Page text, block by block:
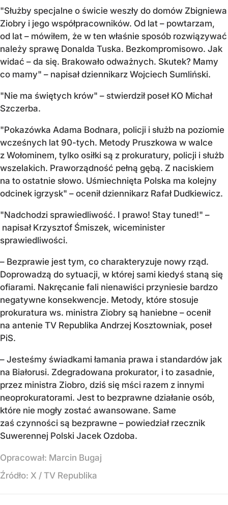
"Służby specjalne o świcie weszły do domów Zbigniewa
Ziobry i jego współpracowników. Od lat – powtarzam,
od lat – mówiłem, że w ten właśnie sposób rozwiązywać
należy sprawę Donalda Tuska. Bezkompromisowo. Jak
widać – da się. Brakowało odważnych. Skutek? Mamy
co mamy" – napisał dziennikarz Wojciech Sumliński.
"Nie ma świętych krów" – stwierdził poseł KO Michał
Szczerba.
"Pokazówka Adama Bodnara, policji i służb na poziomie
wcześnych lat 90-tych. Metody Pruszkowa w walce
z Wołominem, tylko osiłki są z prokuratury, policji i służb
wszelakich. Praworządność pełną gębą. Z naciskiem
na to ostatnie słowo. Uśmiechnięta Polska ma kolejny
odcinek igrzysk" – ocenił dziennikarz Rafał Dudkiewicz.
"Nadchodzi sprawiedliwość. I prawo! Stay tuned!" –
napisał Krzysztof Śmiszek, wiceminister
sprawiedliwości.
– Bezprawie jest tym, co charakteryzuje nowy rząd.
Doprowadzą do sytuacji, w której sami kiedyś staną się
ofiarami. Nakręcanie fali nienawiści przyniesie bardzo
negatywne konsekwencje. Metody, które stosuje
prokuratura ws. ministra Ziobry są haniebne – ocenił
na antenie TV Republika Andrzej Kosztowniak, poseł
PiS.
– Jesteśmy świadkami łamania prawa i standardów jak
na Białorusi. Zdegradowana prokurator, i to zasadnie,
przez ministra Ziobro, dziś się mści razem z innymi
neoprokuratorami. Jest to bezprawne działanie osób,
które nie mogły zostać awansowane. Same
zaś czynności są bezprawne – powiedział rzecznik
Suwerennej Polski Jacek Ozdoba.
Opracował: Marcin Bugaj
Źródło: X / TV Republika